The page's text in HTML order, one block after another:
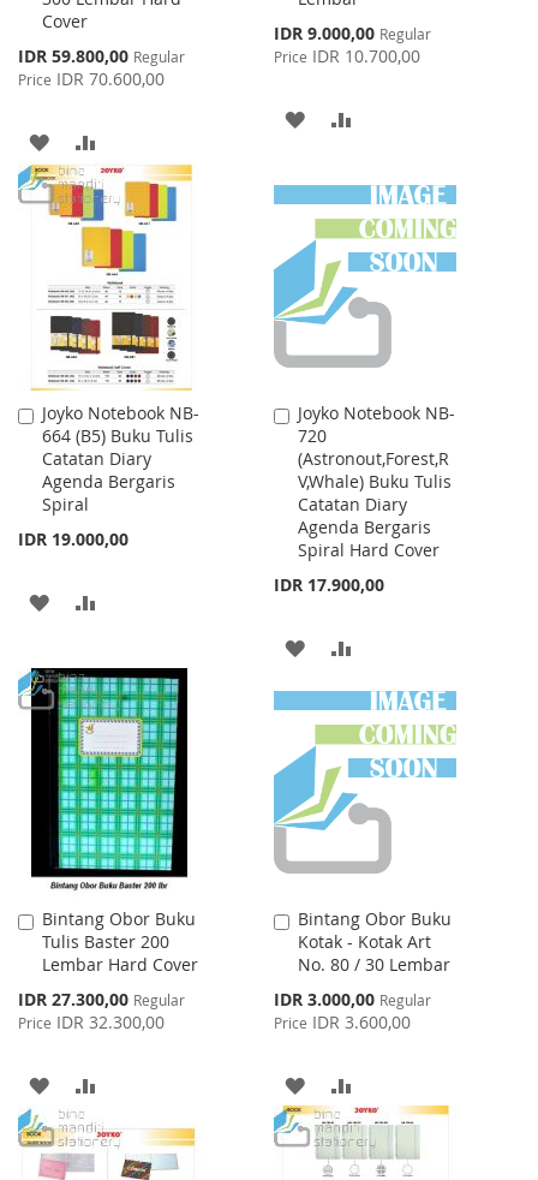
Cover
Special
Price
IDR 59.800,00 Regular
Price IDR 70.600,00
ADD
TO
WISH
LIST
TO
COMPARE
Special
Price
IDR 9.000,00 Regular
Price IDR 10.700,00
ADD
WISH
LIST
COMPARE
Joyko Notebook NB-
664 (B5) Buku Tulis
Catatan Diary
Agenda Bergaris
Spiral
IDR 19.000,00
Add
to
Cart
ADD
WISH
LIST
COMPARE
Joyko Notebook NB-
720
(Astronout,Forest,R
V,Whale) Buku Tulis
Catatan Diary
Agenda Bergaris
Spiral Hard Cover
IDR 17.900,00
Add
to
Cart
ADD
TO
WISH
LIST
TO
COMPARE
Bintang Obor Buku
Tulis Baster 200
Lembar Hard Cover
Special
Price
IDR 27.300,00 Regular
Price IDR 32.300,00
Add
to
Cart
ADD
TO
WISH
TO
COMPARE
Bintang Obor Buku
Kotak - Kotak Art
No. 80 / 30 Lembar
Special
Price
IDR 3.000,00 Regular
Price IDR 3.600,00
Add
to
Cart
ADD
TO
WISH
TO
COMPARE